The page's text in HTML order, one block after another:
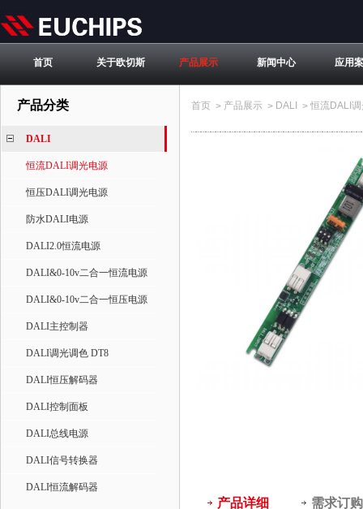
首页 关于欧切斯 产品展示 新闻中心 应用
产品分类
DALI
恒流DALI调光电源
恒压DALI调光电源
防水DALI电源
DALI2.0恒流电源
DALI&0-10v二合一恒流电源
DALI&0-10v二合一恒压电源
DALI主控制器
DALI调光调色 DT8
DALI恒压解码器
DALI控制面板
DALI总线电源
DALI信号转换器
DALI恒流解码器
首页 > 产品展示 > DALI > 恒流DALI
产品详细 需求订购